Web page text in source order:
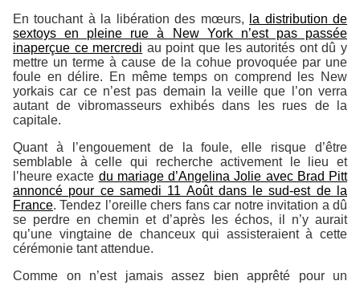
En touchant à la libération des mœurs,
la distribution de
sextoys en pleine rue à New York n’est pas passée
inaperçue ce mercredi au point que les autorités ont dû y
mettre un terme à cause de la cohue provoquée par une
foule en délire. En même temps on comprend les New
yorkais car ce n’est pas demain la veille que l’on verra
autant de vibromasseurs exhibés dans les rues de la
capitale.
Quant à l’engouement de la foule, elle risque d’être
semblable à celle qui recherche activement le lieu et
l’heure exacte du mariage d’Angelina Jolie avec Brad Pitt
annoncé pour ce samedi 11 Août dans le sud-est de la
France. Tendez l’oreille chers fans car notre invitation a dû
se perdre en chemin et d’après les échos, il n’y aurait
qu’une vingtaine de chanceux qui assisteraient à cette
cérémonie tant attendue.
Comme on n’est jamais assez bien apprêté pour un